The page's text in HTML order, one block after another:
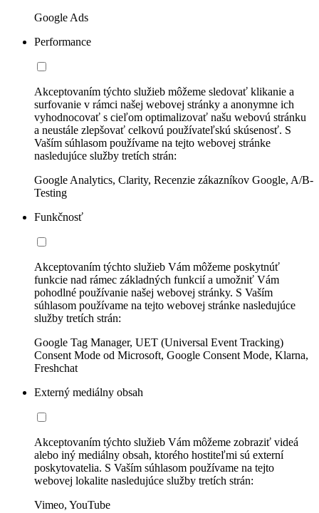
Google Ads
Performance
Akceptovaním týchto služieb môžeme sledovať klikanie a
surfovanie v rámci našej webovej stránky a anonymne ich
vyhodnocovať s cieľom optimalizovať našu webovú stránku
a neustále zlepšovať celkovú používateľskú skúsenosť. S
Vaším súhlasom používame na tejto webovej stránke
nasledujúce služby tretích strán:
Google Analytics, Clarity, Recenzie zákazníkov Google, A/B-
Testing
Funkčnosť
Akceptovaním týchto služieb Vám môžeme poskytnúť
funkcie nad rámec základných funkcií a umožniť Vám
pohodlné používanie našej webovej stránky. S Vaším
súhlasom používame na tejto webovej stránke nasledujúce
služby tretích strán:
Google Tag Manager, UET (Universal Event Tracking)
Consent Mode od Microsoft, Google Consent Mode, Klarna,
Freshchat
Externý mediálny obsah
Akceptovaním týchto služieb Vám môžeme zobraziť videá
alebo iný mediálny obsah, ktorého hostiteľmi sú externí
poskytovatelia. S Vaším súhlasom používame na tejto
webovej lokalite nasledujúce služby tretích strán:
Vimeo, YouTube